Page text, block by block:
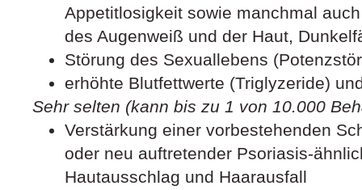
Appetitlosigkeit sowie manchmal
des Augenweiß und der Haut,
Störung des Sexuallebens
erhöhte Blutfettwerte (Triglyzeride)
Sehr selten (kann bis zu 1 von 10.000
Verstärkung einer vorbestehenden
oder neu auftretender Psoriasis-
Hautausschlag und Haarausfall